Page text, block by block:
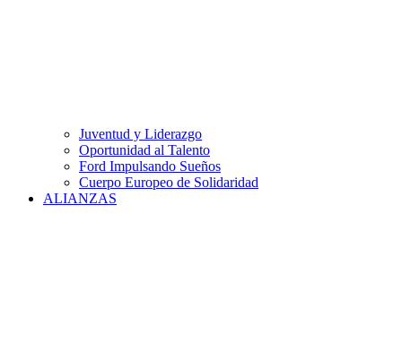
Juventud y Liderazgo
Oportunidad al Talento
Ford Impulsando Sueños
Cuerpo Europeo de Solidaridad
ALIANZAS